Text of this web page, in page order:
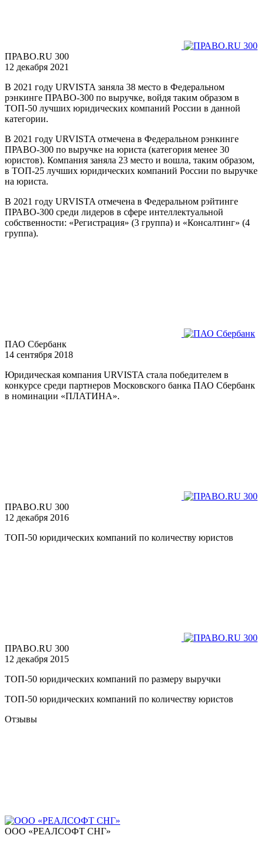
ПРАВО.RU 300
12 декабря 2021
В 2021 году URVISTA заняла 38 место в Федеральном
рэнкинге ПРАВО-300 по выручке, войдя таким образом в
ТОП-50 лучших юридических компаний России в данной
категории.
В 2021 году URVISTA отмечена в Федеральном рэнкинге
ПРАВО-300 по выручке на юриста (категория менее 30
юристов). Компания заняла 23 место и вошла, таким образом,
в ТОП-25 лучших юридических компаний России по выручке
на юриста.
В 2021 году URVISTA отмечена в Федеральном рэйтинге
ПРАВО-300 среди лидеров в сфере интеллектуальной
собственности: «Регистрация» (3 группа) и «Консалтинг» (4
группа).
ПАО Сбербанк
14 сентября 2018
Юридическая компания URVISTA стала победителем в
конкурсе среди партнеров Московского банка ПАО Сбербанк
в номинации «ПЛАТИНА».
ПРАВО.RU 300
12 декабря 2016
ТОП-50 юридических компаний по количеству юристов
ПРАВО.RU 300
12 декабря 2015
ТОП-50 юридических компаний по размеру выручки
ТОП-50 юридических компаний по количеству юристов
Отзывы
ООО «РЕАЛСОФТ СНГ»